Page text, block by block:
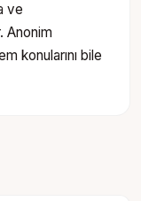
ve
Anonim
konularını bile